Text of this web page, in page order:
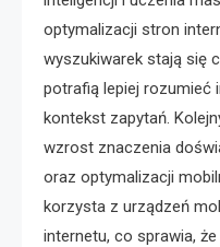
optymalizacji stron
wyszukiwarek stają się
potrafią lepiej rozumieć
kontekst zapytań.
wzrost znaczenia
oraz optymalizacji
korzysta z urządzeń
internetu, co sprawia,